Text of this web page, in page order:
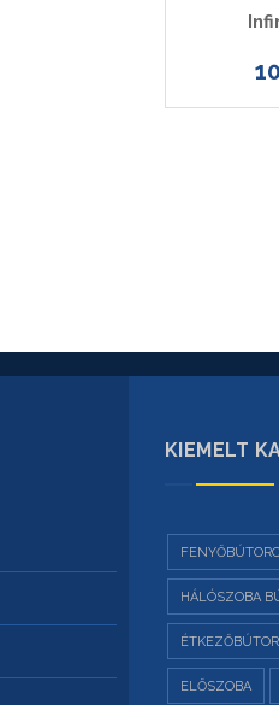
KIEMELT
HÁLÓSZOBA
ELŐSZOBA